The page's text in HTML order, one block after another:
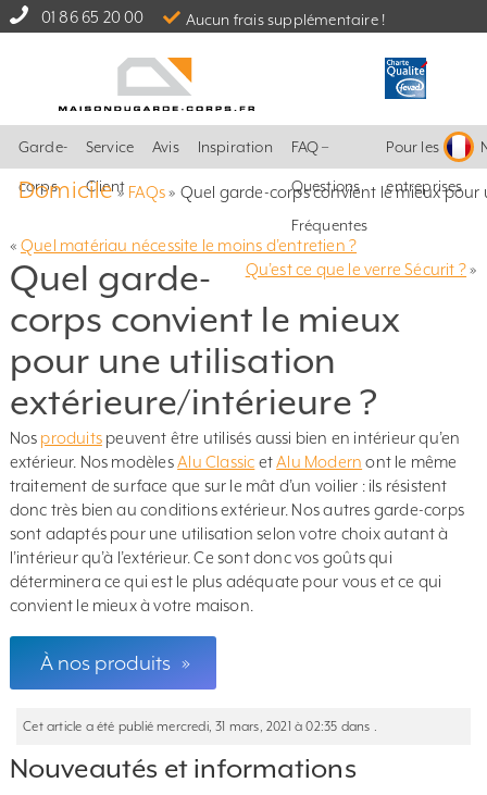
01 86 65 20 00 Aucun frais supplémentaire !
Garde-
corps
Service
Client
Avis Inspiration FAQ –
Questions
Fréquentes
Pour les
entreprises
Domicile» FAQs» Quel garde-corps convient le mieux
« Quel matériau nécessite le moins d’entretien ?
Qu’est ce que le verre Sécurit ?»
Quel garde-
corps convient le mieux
pour une utilisation
extérieure/intérieure ?
Nos produitspeuvent être utilisés aussi bien en intérieur qu’en
extérieur. Nos modèlesAlu Classic etAlu Modern ont le même
traitement de surface que sur le mât d’un voilier : ils résistent
donc très bien au conditions extérieur. Nos autres garde-corps
sont adaptés pour une utilisation selon votre choix autant à
l’intérieur qu’à l’extérieur. Ce sont donc vos goûts qui
déterminera ce qui est le plus adéquate pour vous et ce qui
convient le mieux à votre maison.
À nos produits »
Cet article a été publié mercredi, 31 mars, 2021 à 02:35 dans .
Nouveautés et informations